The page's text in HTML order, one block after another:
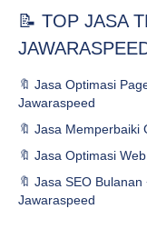
📝 TOP JASA
🔖 Jasa Optimasi
Jawaraspeed
🔖 Jasa Memperbaiki
🔖 Jasa Optimasi
🔖 Jasa SEO
Jawaraspeed